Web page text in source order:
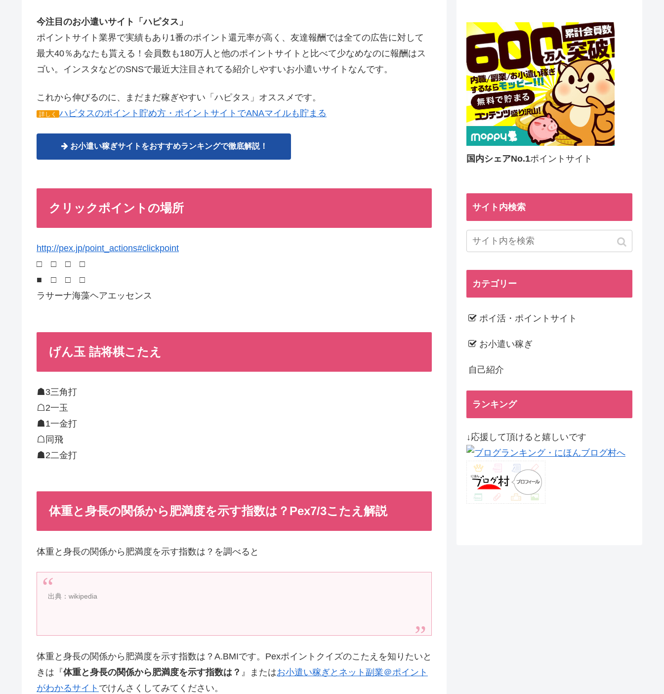
今注目のお小遣いサイト「ハピタス」
ポイントサイト業界で実績もあり1番のポイント還元率が高く、友達報酬では全ての広告に対して
最大40％あなたも貰える！会員数も180万人と他のポイントサイトと比べて少なめなのに報酬はス
ゴい。インスタなどのSNSで最近大注目されてる紹介しやすいお小遣いサイトなんです。
これから伸びるのに、まだまだ稼ぎやすい「ハピタス」オススメです。
詳しく ハピタスのポイント貯め方・ポイントサイトでANAマイルも貯まる
お小遣い稼ぎサイトをおすすめランキングで徹底解説！
クリックポイントの場所
http://pex.jp/point_actions#clickpoint
□ □ □ □
■ □ □ □
ラサーナ海藻ヘアエッセンス
げん玉 詰将棋こたえ
☗3三角打
☖2一玉
☗1一金打
☖同飛
☗2二金打
体重と身長の関係から肥満度を示す指数は？Pex7/3こたえ解説
体重と身長の関係から肥満度を示す指数は？を調べると
出典：wikipedia
体重と身長の関係から肥満度を示す指数は？A.BMIです。Pexポイントクイズのこたえを知りたいと
きは『体重と身長の関係から肥満度を示す指数は？ 』またはお小遣い稼ぎとネット副業＠ポイント
がわかるサイト でけんさくしてみてください。
国内シェアNo.1ポイントサイト
サイト内検索
カテゴリー
ポイ活・ポイントサイト
お小遣い稼ぎ
自己紹介
ランキング
↓応援して頂けると嬉しいです